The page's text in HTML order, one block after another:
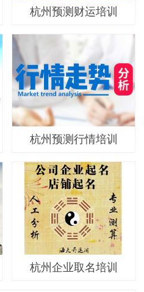
杭州预测财运培训
杭州预测行情培训
杭州企业取名培训